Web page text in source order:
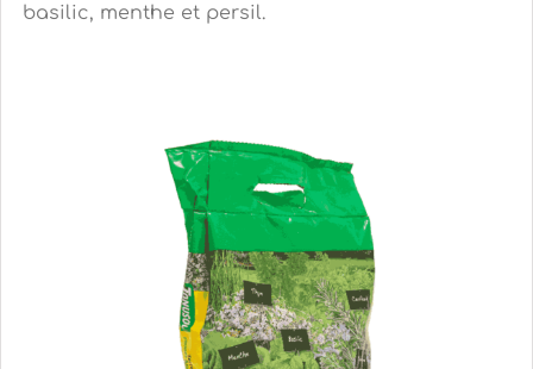
basilic, menthe et persil.